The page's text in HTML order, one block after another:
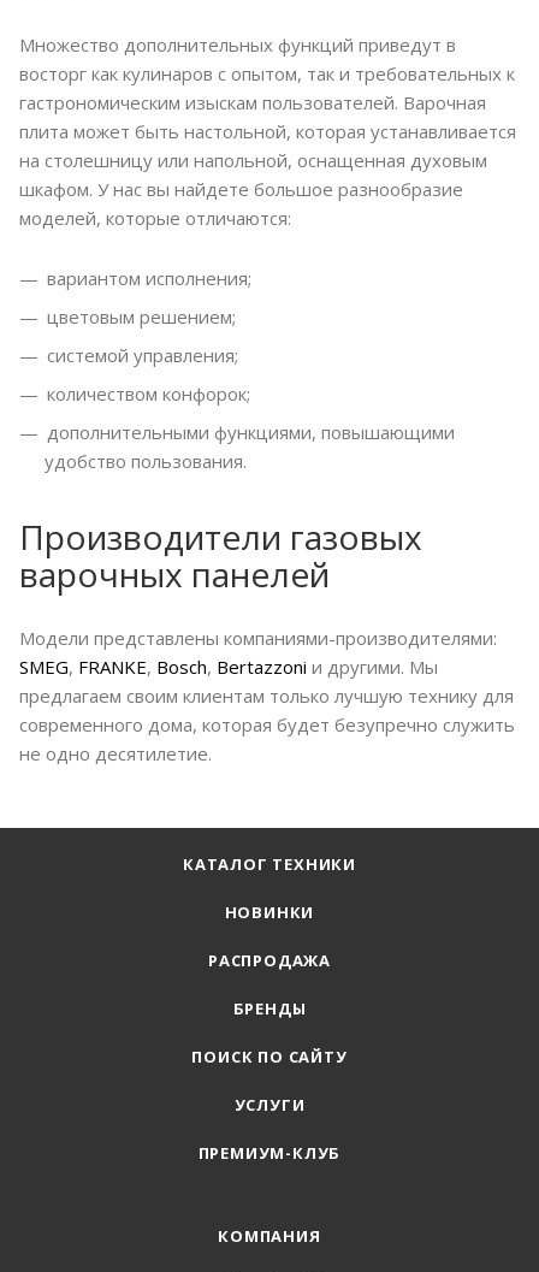
Множество дополнительных функций приведут в
восторг как кулинаров с опытом, так и требовательных к
гастрономическим изыскам пользователей. Варочная
плита может быть настольной, которая устанавливается
на столешницу или напольной, оснащенная духовым
шкафом. У нас вы найдете большое разнообразие
моделей, которые отличаются:
вариантом исполнения;
цветовым решением;
системой управления;
количеством конфорок;
дополнительными функциями, повышающими
удобство пользования.
Производители газовых
варочных панелей
Модели представлены компаниями-производителями:
SMEG, FRANKE, Bosch, Bertazzoni и другими. Мы
предлагаем своим клиентам только лучшую технику для
современного дома, которая будет безупречно служить
не одно десятилетие.
КАТАЛОГ ТЕХНИКИ
НОВИНКИ
РАСПРОДАЖА
БРЕНДЫ
ПОИСК ПО САЙТУ
УСЛУГИ
ПРЕМИУМ-КЛУБ
КОМПАНИЯ